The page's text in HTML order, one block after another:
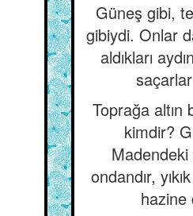
Güneş gibi,
gibiydi. Onlar
aldıkları
Toprağa altın
kimdir?
Madendeki
ondandır,
hazine